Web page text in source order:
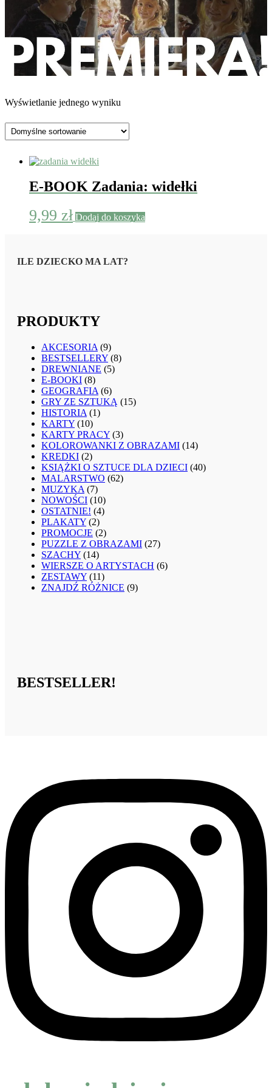
Wyświetlanie jednego wyniku
E-BOOK Zadania: widełki
9,99 zł Dodaj do koszyka
ILE DZIECKO MA LAT?
PRODUKTY
AKCESORIA (9)
BESTSELLERY (8)
DREWNIANE (5)
E-BOOKI (8)
GEOGRAFIA (6)
GRY ZE SZTUKĄ (15)
HISTORIA (1)
KARTY (10)
KARTY PRACY (3)
KOLOROWANKI Z OBRAZAMI (14)
KREDKI (2)
KSIĄŻKI O SZTUCE DLA DZIECI (40)
MALARSTWO (62)
MUZYKA (7)
NOWOŚCI (10)
OSTATNIE! (4)
PLAKATY (2)
PROMOCJE (2)
PUZZLE Z OBRAZAMI (27)
SZACHY (14)
WIERSZE O ARTYSTACH (6)
ZESTAWY (11)
ZNAJDŹ RÓŻNICE (9)
BESTSELLER!